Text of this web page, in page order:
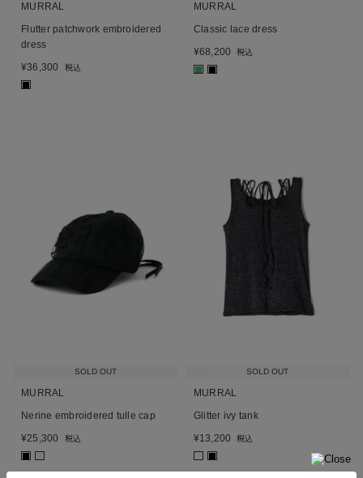
MURRAL
Flutter patchwork embroidered
dress
¥36,300 税込
■
MURRAL
Classic lace dress
¥68,200 税込
■ ■
SOLD OUT
MURRAL
Nerine embroidered tulle cap
¥25,300 税込
SOLD OUT
MURRAL
Glitter ivy tank
¥13,200 税込